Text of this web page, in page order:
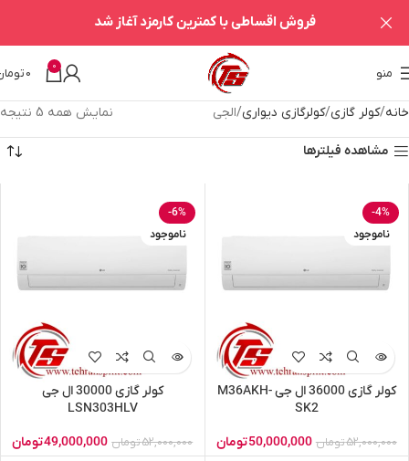
منو 0
0
خانه کولر گازی کولرگازی دیواری الجی نمایش همه 5 نتیجه
مشاهده فیلترها
-4%
ناموجود
کولر گازی 36000 ال جی M36AKH-
SK2
52,000,000تومان 50,000,000تومان
-6%
ناموجود
کولر گازی 30000 ال جی
LSN303HLV
52,000,000تومان 49,000,000تومان
فروش اقساطی با کمترین کارمزد آغاز شد